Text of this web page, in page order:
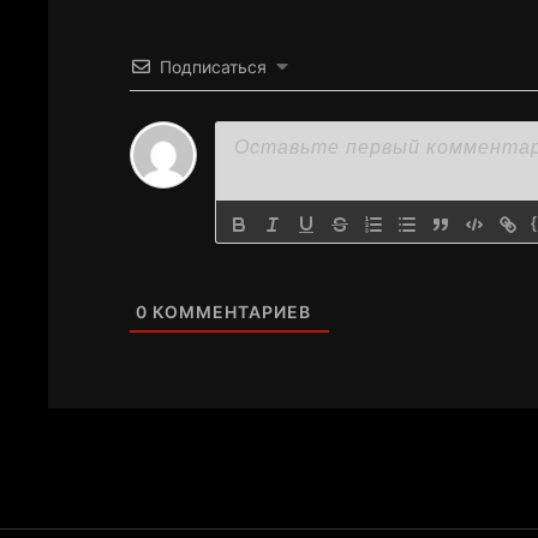
Подписаться
0 КОММЕНТАРИЕВ